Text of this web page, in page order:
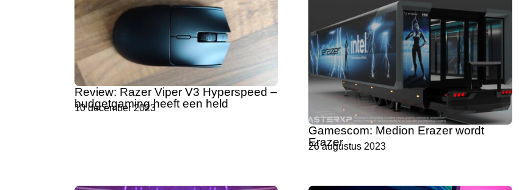
Review: Razer Viper V3 Hyperspeed –
budgetgaming heeft een held
10 december 2023
Gamescom: Medion Erazer wordt
Erazer
26 augustus 2023